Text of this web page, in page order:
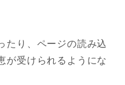
たり、ページの読み込
が受けられるようにな